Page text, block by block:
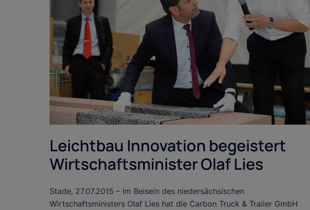
Leichtbau Innovation begeistert
Wirtschaftsminister Olaf Lies
Stade, 27.07.2015 – Im Beisein des niedersächsischen
Wirtschaftsministers Olaf Lies hat die Carbon Truck & Trailer GmbH